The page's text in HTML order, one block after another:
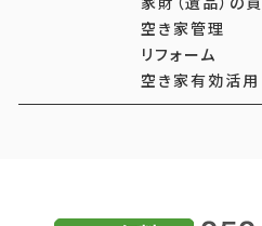
空き家管理
リフォーム
空き家有効活用